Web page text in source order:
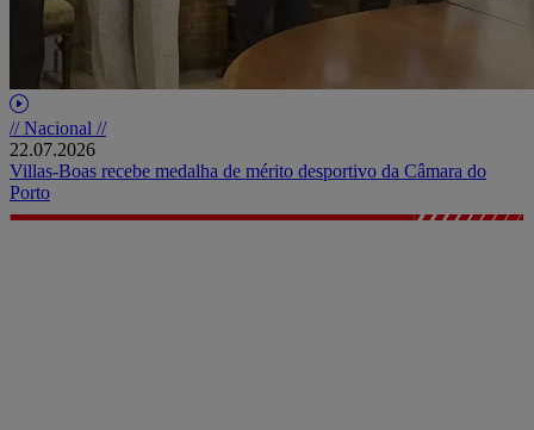
// Nacional //
22.07.2026
Villas-Boas recebe medalha de mérito desportivo da Câmara do
Porto